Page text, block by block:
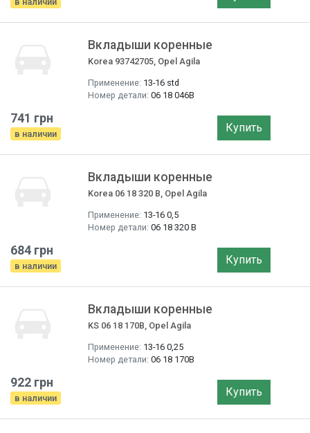
Вкладыши коренные
Korea 93742705, Opel Agila
Применение: 13-16 std
Номер детали: 06 18 046B
741 грн
в наличии Купить
Вкладыши коренные
Korea 06 18 320 B, Opel Agila
Применение: 13-16 0,5
Номер детали: 06 18 320 B
684 грн
в наличии Купить
Вкладыши коренные
KS 06 18 170B, Opel Agila
Применение: 13-16 0,25
Номер детали: 06 18 170B
922 грн
в наличии Купить